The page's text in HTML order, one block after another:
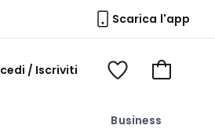
Scarica l'app
Business
/ Iscriviti
Voir
Vai